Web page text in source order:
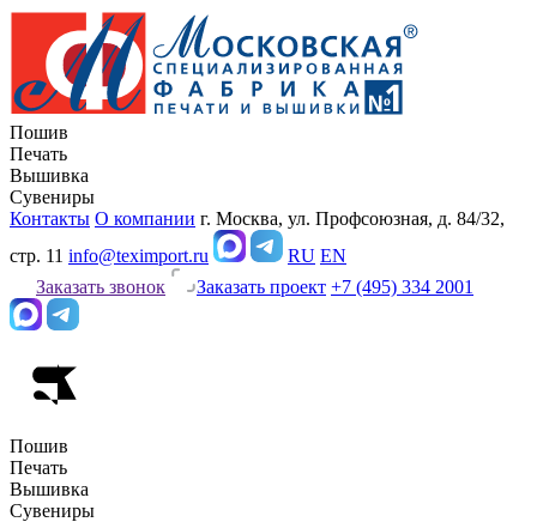
Пошив
Печать
Вышивка
Сувениры
Контакты О компании г. Москва, ул. Профсоюзная, д. 84/32,
стр. 11 info@teximport.ru RU EN
Заказать звонок
Заказать проект +7 (495) 334 2001
Пошив
Печать
Вышивка
Сувениры